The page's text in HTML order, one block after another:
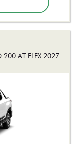
200 AT FLEX 2027